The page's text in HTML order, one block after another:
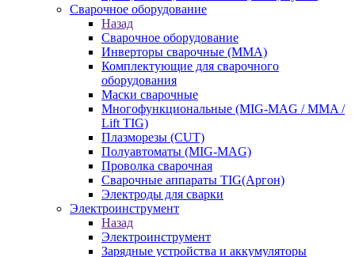
Сварочное оборудование
Назад
Сварочное оборудование
Инверторы сварочные (ММА)
Комплектующие для сварочного
оборудования
Маски сварочные
Многофункциональные (MIG-MAG / MMA /
Lift TIG)
Плазморезы (CUT)
Полуавтоматы (МIG-MAG)
Проволка сварочная
Сварочные аппараты TIG(Аргон)
Электроды для сварки
Электроинструмент
Назад
Электроинструмент
Зарядные устройства и аккумуляторы